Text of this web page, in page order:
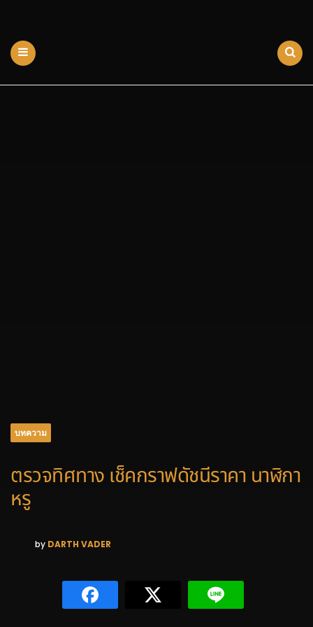
บทความ
ตรวจทิศทาง เช็คกราฟดัชนีราคา นาฬิกา
หรู
by DARTH VADER